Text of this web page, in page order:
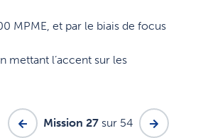
MPME, et par le biais de focus
mettant l’accent sur les
Mission 27 sur 54